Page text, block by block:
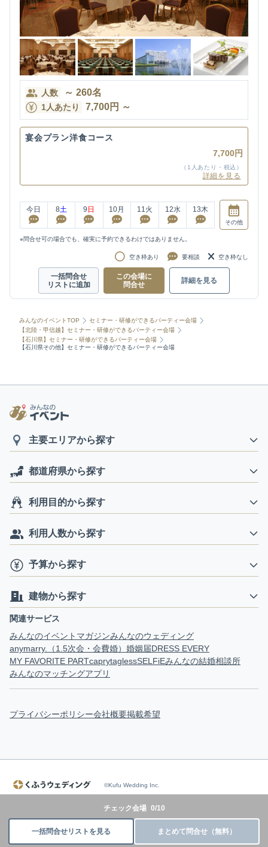
人数 ～ 260名
1人あたり 7,700円 ～
宴会プラン洋食コース
7,700円
（1人あたり・税込）
詳細を見る
今日 8土 9 日 10月 11 火 12水 13木
その他
※問合せ可の場合でも、確実に予約できるわけではありません。
空き枠あり 要相談 空き枠なし
一括問合せ
リストに追加
この会場に
問合せ
詳細を見る
みんなのイベントTOP
セミナー・研修ができるパーティー会場
【北陸・甲信越】セミナー・研修ができるパーティー会場
【石川県】セミナー・研修ができるパーティー会場
【石川県その他】セミナー・研修ができるパーティー会場
チェック会場 0/10
一括問合せリストを見る まとめて問合せ（無料）
主要エリアから探す
都道府県から探す
利用目的から探す
利用人数から探す
予算から探す
建物から探す
関連サービス
みんなのイベントマガジンみんなのウェディング
anymarry.（1.5次会・会費婚） 婚姻届DRESS EVERY
MY FAVORITE PARTcaprytaglessSELFiEみんなの結婚相談所
みんなのマッチングアプリ
プライバシーポリシー会社概要掲載希望
©Kufu Wedding Inc.